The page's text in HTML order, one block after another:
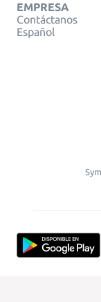
EMPRESA
Contáctanos
Español